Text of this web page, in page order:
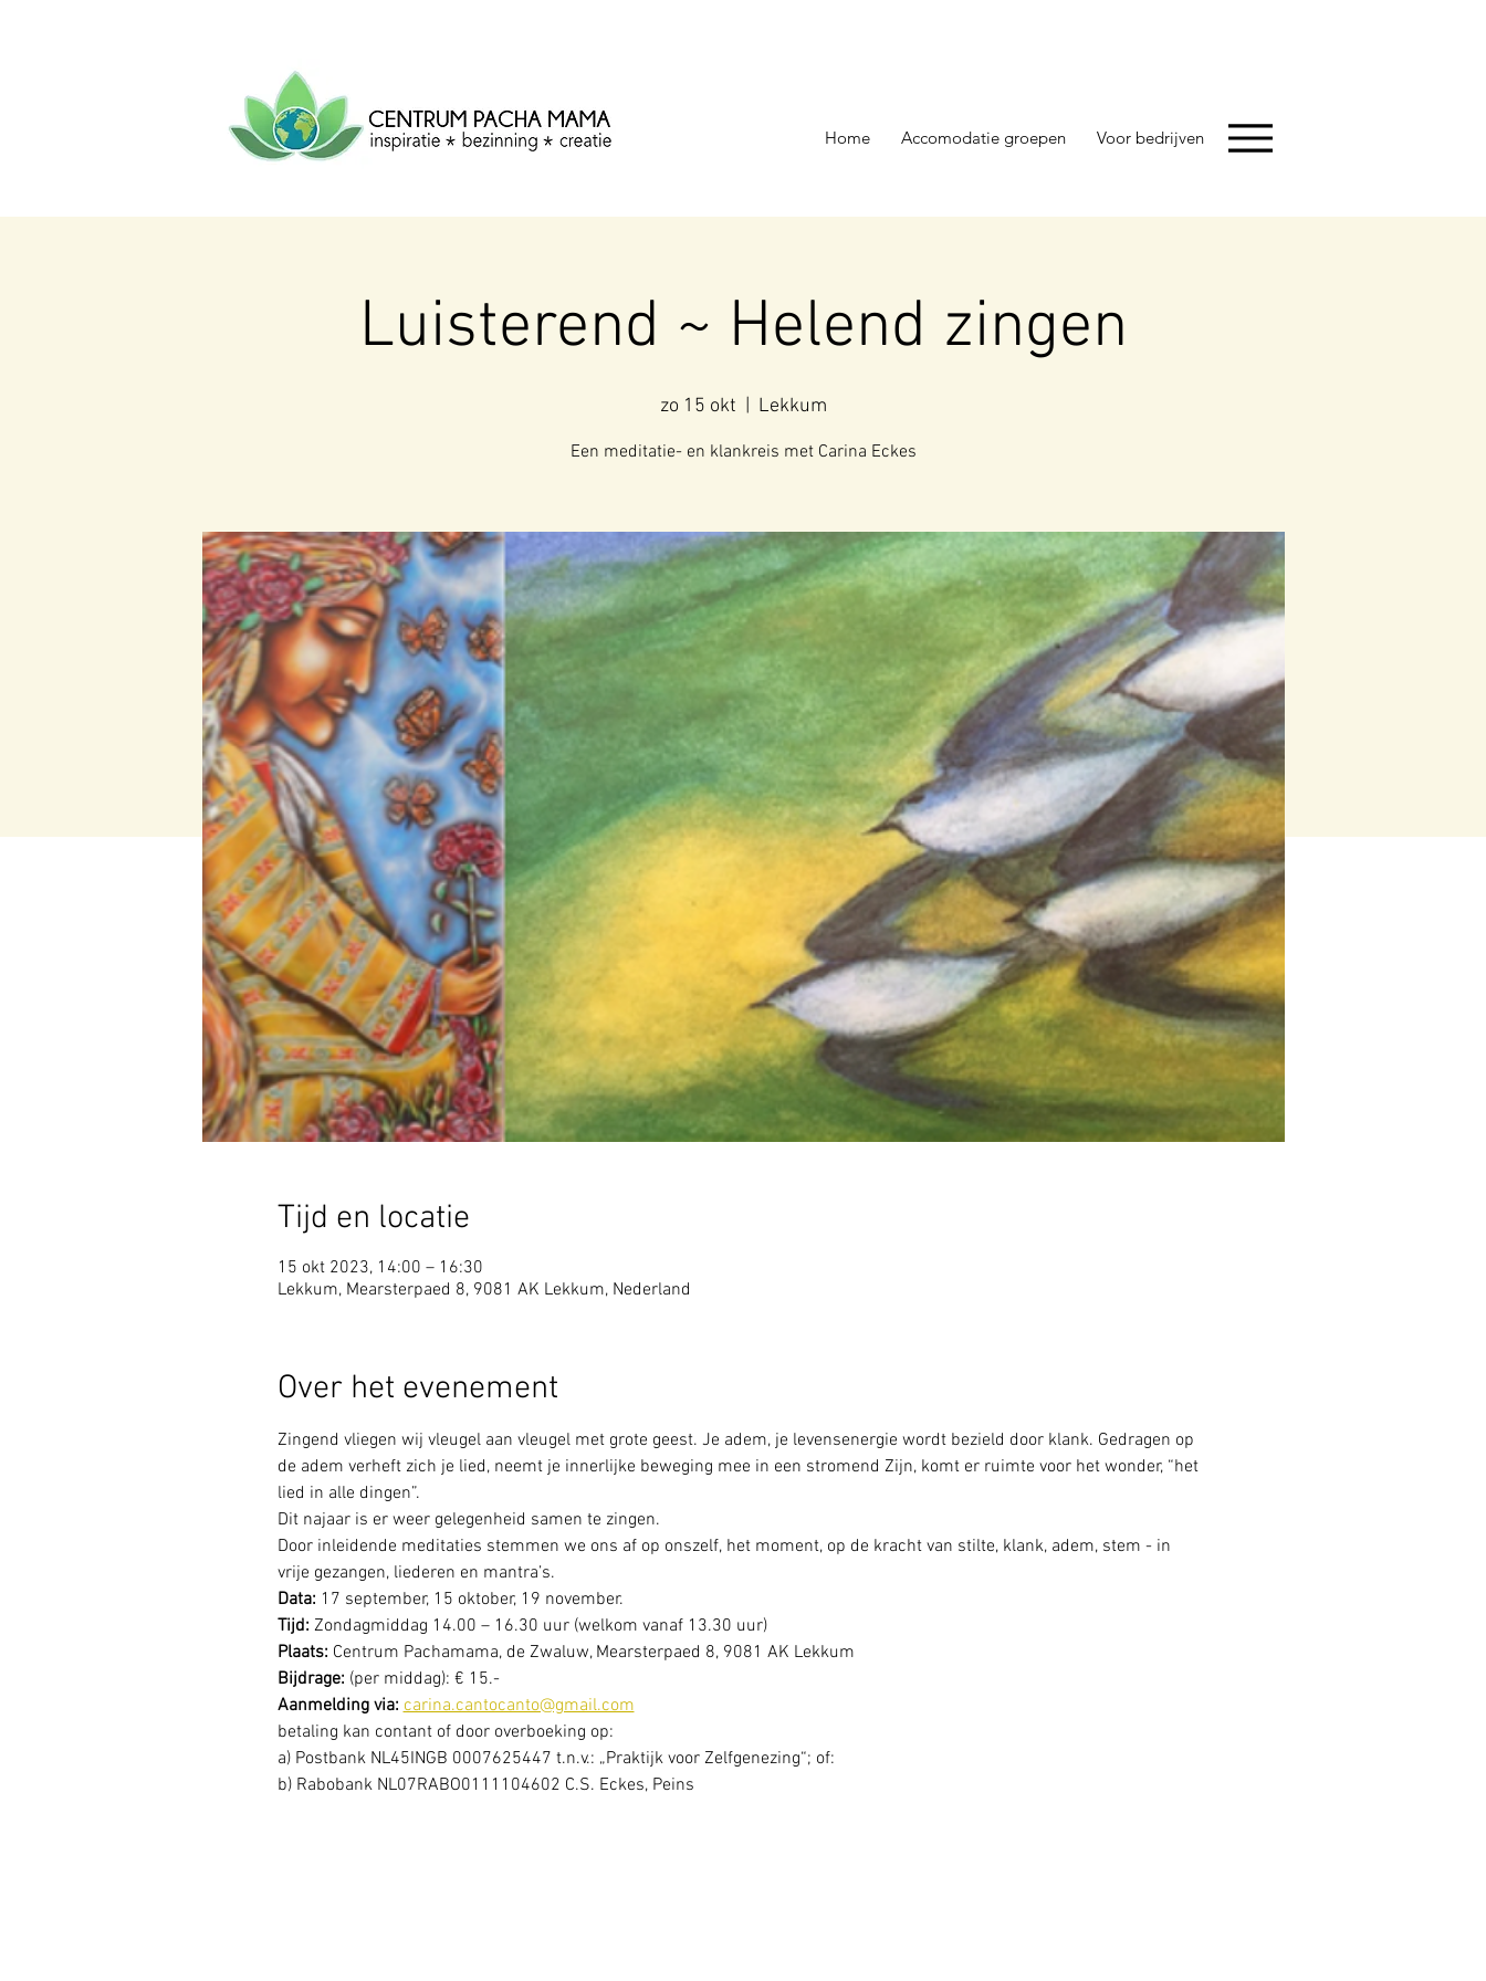
CENTRUM
PACHA
MAMA Centrum voor inspiratie, bezinning &
creatie.
Home Accomodatie groepen Voor bedrijven
Luisterend ~ Helend zingen
zo 15 okt Lekkum
Een meditatie- en klankreis met Carina Eckes
Tijd en locatie
15 okt 2023, 14:00 – 16:30
Lekkum, Mearsterpaed 8, 9081 AK Lekkum, Nederland
Over het evenement
Zingend vliegen wij vleugel aan vleugel met grote geest. Je adem, je levensenergie wordt bezield door klank. Gedragen op
de adem verheft zich je lied, neemt je innerlijke beweging mee in een stromend Zijn, komt er ruimte voor het wonder, “het
lied in alle dingen”.
Dit najaar is er weer gelegenheid samen te zingen.
Door inleidende meditaties stemmen we ons af op onszelf, het moment, op de kracht van stilte, klank, adem, stem - in
vrije gezangen, liederen en mantra’s.
Data:
Tijd: Zondagmiddag 14.00 – 16.30 uur (welkom vanaf 13.30 uur)
Plaats: Centrum Pachamama, de Zwaluw, Mearsterpaed 8, 9081 AK Lekkum
Bijdrage: (per middag): € 15.-
Aanmelding via: carina.cantocanto@gmail.com
betaling kan contant of door overboeking op:
a) Postbank NL45INGB 0007625447 t.n.v.: „Praktijk voor Zelfgenezing“; of:
b) Rabobank NL07RABO0111104602 C.S. Eckes, Peins